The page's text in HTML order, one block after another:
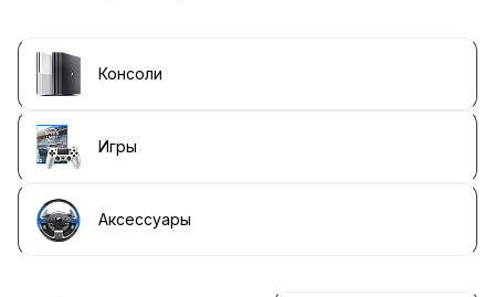
Консоли
Игры
Аксессуары